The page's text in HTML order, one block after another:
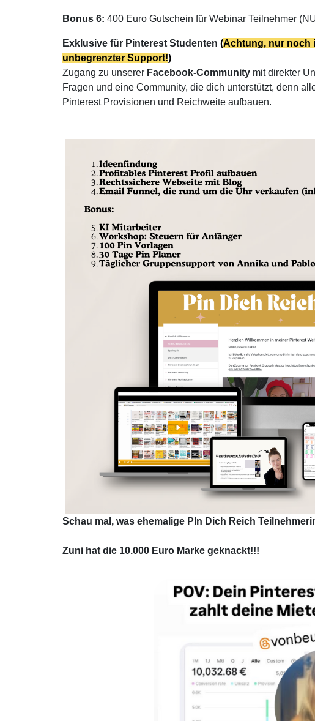
Bonus 6: 400 Euro Gutschein für Webinar Teilnehmer
Exklusive für Pinterest Studenten (Achtung, nur noch
unbegrenzter Support!)
Zugang zu unserer Facebook-Community mit direkter
Fragen und eine Community, die dich unterstützt, denn
Pinterest Provisionen und Reichweite aufbauen.
Schau mal, was ehemalige PIn Dich Reich
Zuni hat die 10.000 Euro Marke geknackt!!!